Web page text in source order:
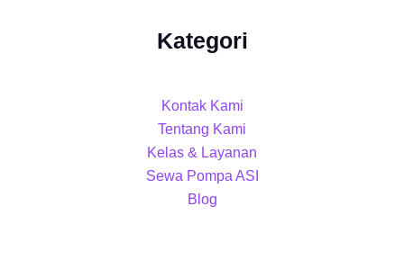
Kategori
Kontak Kami
Tentang Kami
Kelas & Layanan
Sewa Pompa ASI
Blog